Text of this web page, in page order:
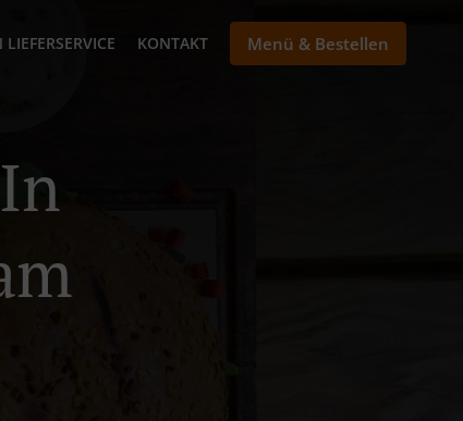
LIEFERSERVICE KONTAKT Menü & Bestellen